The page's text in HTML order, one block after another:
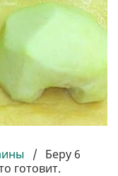
/ Беру 6
готовит.